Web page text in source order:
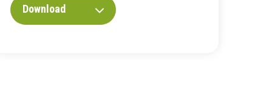
Download